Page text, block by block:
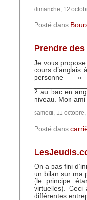
dimanche, 12
Posté dans
Prendre
Je vous
cours d’anglais
2 au bac en
niveau. Mon
samedi, 11 octobre,
Posté dans
On a pas fini
un bilan sur ma
(le principe
virtuelles). Ceci
différentes